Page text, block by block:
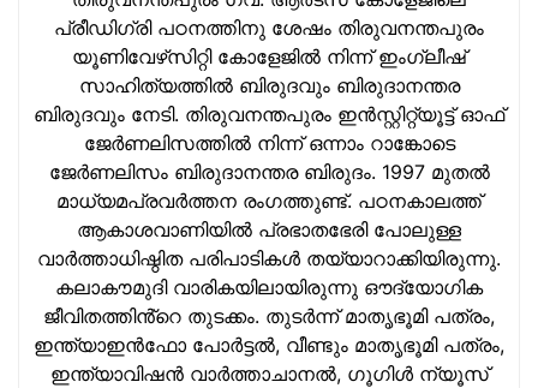
പ്രീഡിഗ്രി പഠനത്തിനു ശേഷം തിരുവനന്തപുരം
യൂണിവേഴ്‌സിറ്റി കോളേജില്‍ നിന്ന് ഇംഗ്ലീഷ്
സാഹിത്യത്തില്‍ ബിരുദവും ബിരുദാനന്തര
ബിരുദവും നേടി. തിരുവനന്തപുരം ഇന്‍സ്റ്റിറ്റ്യൂട്ട് ഓഫ്
ജേര്‍ണലിസത്തില്‍ നിന്ന് ഒന്നാം റാങ്കോടെ
ജേര്‍ണലിസം ബിരുദാനന്തര ബിരുദം. 1997 മുതല്‍
മാധ്യമപ്രവര്‍ത്തന രംഗത്തുണ്ട്. പഠനകാലത്ത്
ആകാശവാണിയില്‍ പ്രഭാതഭേരി പോലുള്ള
വാര്‍ത്താധിഷ്ഠിത പരിപാടികള്‍ തയ്യാറാക്കിയിരുന്നു.
കലാകൗമുദി വാരികയിലായിരുന്നു ഔദ്യോഗിക
ജീവിതത്തിൻ്റെ തുടക്കം. തുടര്‍ന്ന് മാതൃഭൂമി പത്രം,
ഇന്ത്യാഇന്‍ഫോ പോർട്ടൽ, വീണ്ടും മാതൃഭൂമി പത്രം,
ഇന്ത്യാവിഷന്‍ വാർത്താചാനൽ, ഗൂഗിൾ ന്യൂസ്